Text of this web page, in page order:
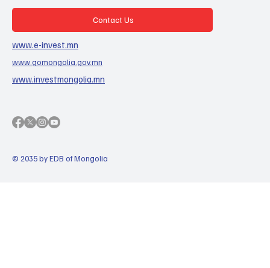
© 2035 by EDB of Mongolia
Contact Us
www.e-invest.mn
www.gomongolia.gov.mn
www.investmongolia.mn